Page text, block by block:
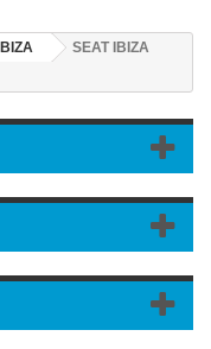
SEAT IBIZA